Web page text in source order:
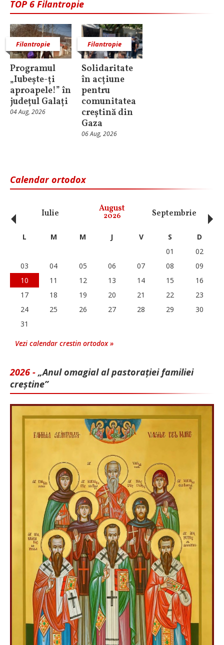
TOP 6 Filantropie
Filantropie
Programul
„Iubește-ți
aproapele!” în
județul Galați
04 Aug, 2026
Filantropie
Solidaritate
în acțiune
pentru
comunitatea
creștină din
Gaza
06 Aug, 2026
Calendar ortodox
Iulie August
2026 Septembrie
‹ L M M J V S
D
01
02
03
04 05 06 07 08
09
10
11 12 13 14 15
16
17
18 19 20 21 22
23
24
25 26 27 28 29
30
31
Vezi calendar crestin ortodox »
2026 - „Anul omagial al pastorației familiei
creștine”